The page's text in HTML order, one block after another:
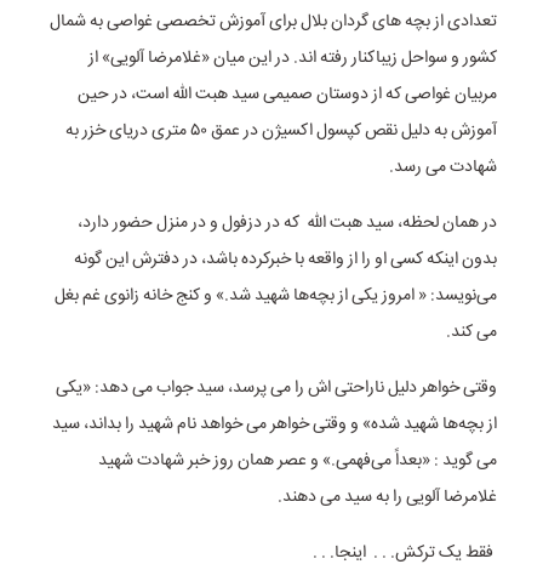
تعدادی از بچه های گردان بلال برای آموزش تخصصی غواصی به شمال
کشور و سواحل زیباکنار رفته اند. در این میان «غلامرضا آلویی» از
مربیان غواصی که از دوستان صمیمی سید هبت الله است، در حین
آموزش به دلیل نقص کپسول اکسیژن در عمق ۵۰ متری دریای خزر به
شهادت می رسد.
در همان لحظه، سید هبت الله که در دزفول و در منزل حضور دارد،
بدون اینکه کسی او را از واقعه با خبرکرده باشد، در دفترش این گونه
می‌نویسد: « امروز یکی از بچه‌ها شهید شد.» و کنج خانه زانوی غم بغل
می کند.
وقتی خواهر دلیل ناراحتی اش را می پرسد، سید جواب می دهد: «یکی
از بچه‌ها شهید شده» و وقتی خواهر می خواهد نام شهید را بداند، سید
می گوید : «بعداً می‌فهمی.» و عصر همان روز خبر شهادت شهید
غلامرضا آلویی را به سید می دهند.
فقط یک ترکش. . . اینجا. . .